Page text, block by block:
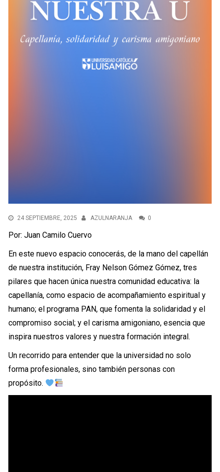
24 SEPTIEMBRE, 2025 AZULNARANJA 0
Por: Juan Camilo Cuervo
En este nuevo espacio conocerás, de la mano del capellán
de nuestra institución, Fray Nelson Gómez Gómez, tres
pilares que hacen única nuestra comunidad educativa: la
capellanía, como espacio de acompañamiento espiritual y
humano; el programa PAN, que fomenta la solidaridad y el
compromiso social; y el carisma amigoniano, esencia que
inspira nuestros valores y nuestra formación integral.
Un recorrido para entender que la universidad no solo
forma profesionales, sino también personas con
propósito.